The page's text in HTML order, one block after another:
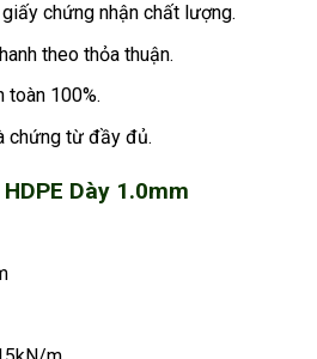
chứng nhận chất lượng.
theo thỏa thuận.
toàn 100%.
chứng từ đầy đủ.
Dày 1.0mm